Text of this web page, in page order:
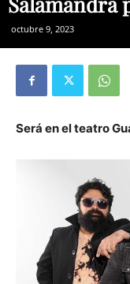
octubre 9, 2023
Será en el teatro